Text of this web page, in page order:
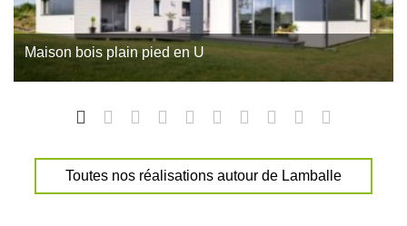
Maison bois plain pied en U
découvrir cette maison plain-pied en ossature bois réalisée
Toutes nos réalisations autour de Lamballe